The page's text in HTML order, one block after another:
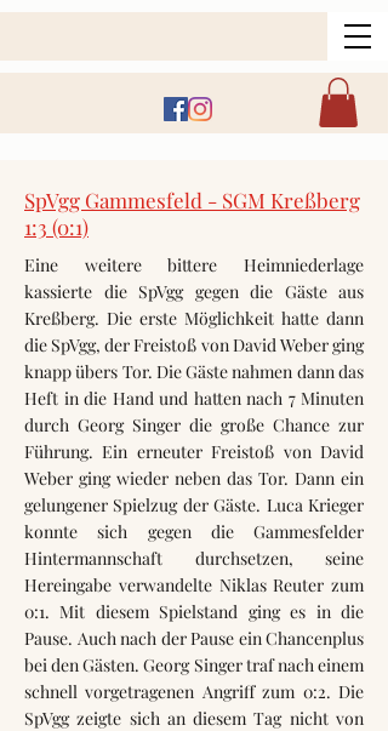
SpVgg Gammesfeld - SGM Kreßberg
1:3 (0:1)
Eine weitere bittere Heimniederlage
kassierte die SpVgg gegen die Gäste aus
Kreßberg. Die erste Möglichkeit hatte dann
die SpVgg, der Freistoß von David Weber ging
knapp übers Tor. Die Gäste nahmen dann das
Heft in die Hand und hatten nach 7 Minuten
durch Georg Singer die große Chance zur
Führung. Ein erneuter Freistoß von David
Weber ging wieder neben das Tor. Dann ein
gelungener Spielzug der Gäste. Luca Krieger
konnte sich gegen die Gammesfelder
Hintermannschaft durchsetzen, seine
Hereingabe verwandelte Niklas Reuter zum
0:1. Mit diesem Spielstand ging es in die
Pause. Auch nach der Pause ein Chancenplus
bei den Gästen. Georg Singer traf nach einem
schnell vorgetragenen Angriff zum 0:2. Die
SpVgg zeigte sich an diesem Tag nicht von